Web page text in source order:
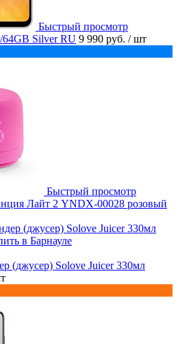
Быстрый просмотр
64GB Silver RU 9 990 руб. / шт
Быстрый просмотр
Лайт 2 YNDX-00028 розовый
(джусер) Solove Juicer 330мл